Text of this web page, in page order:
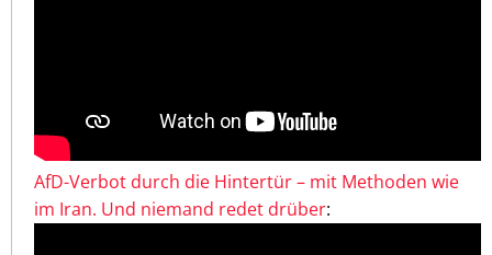
AfD-Verbot durch die Hintertür – mit Methoden wie
im Iran. Und niemand redet drüber: